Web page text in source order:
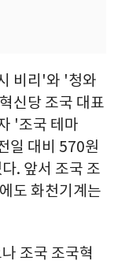
비리'와 '청와
신당 조국 대표
'조국 테마
일 대비 570원
. 앞서 조국 조
도 화천기계는
조국 조국혁